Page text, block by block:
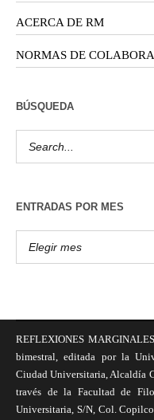
ACERCA DE RM
NORMAS DE
BÚSQUEDA
ENTRADAS POR MES
REFLEXIONES
bimestral, editada por la
Ciudad Universitaria, Alcaldía
través de la Facultad de
Universitaria, S/N, Col.